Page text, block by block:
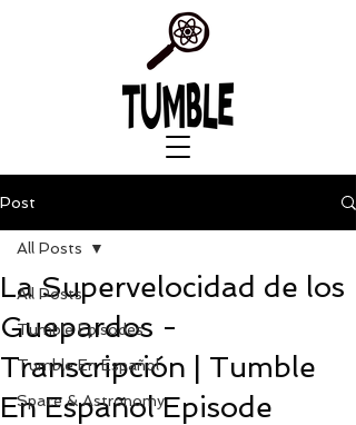
Post
All Posts
Tumble Episodes
Tumble En Español
Space & Astronomy
All Posts
La Supervelocidad de los
Guepardos -
Transcripción | Tumble
En Español Episode